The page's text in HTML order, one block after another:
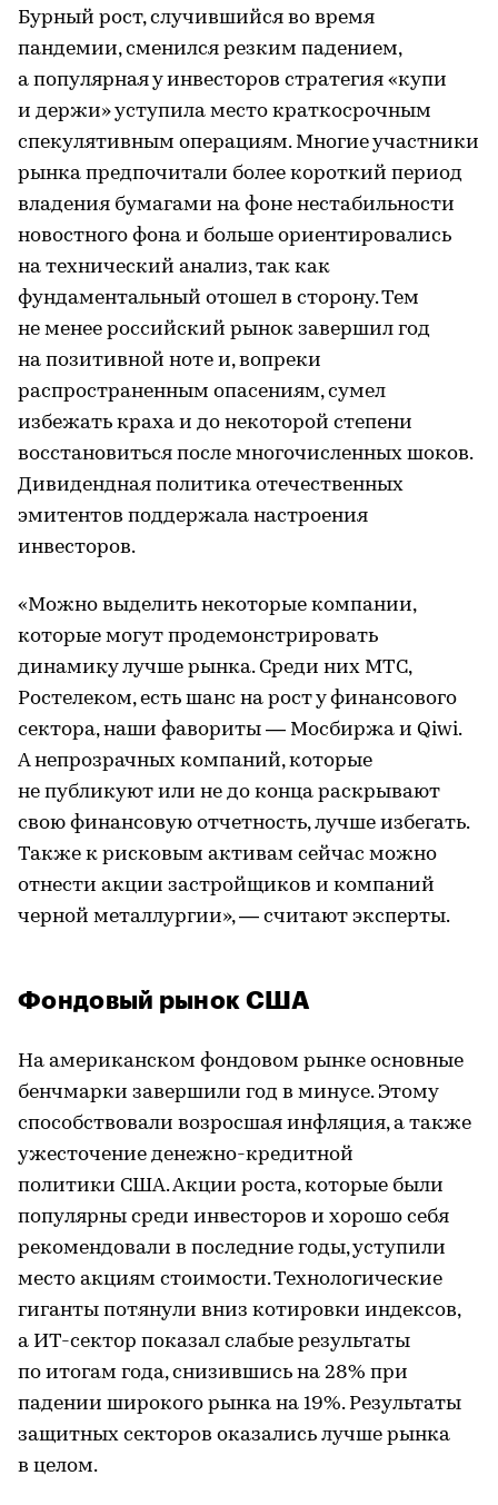
Бурный рост, случившийся во время
пандемии, сменился резким падением,
а популярная у инвесторов стратегия «купи
и держи» уступила место краткосрочным
спекулятивным операциям. Многие участники
рынка предпочитали более короткий период
владения бумагами на фоне нестабильности
новостного фона и больше ориентировались
на технический анализ, так как
фундаментальный отошел в сторону. Тем
не менее российский рынок завершил год
на позитивной ноте и, вопреки
распространенным опасениям, сумел
избежать краха и до некоторой степени
восстановиться после многочисленных шоков.
Дивидендная политика отечественных
эмитентов поддержала настроения
инвесторов.
«Можно выделить некоторые компании,
которые могут продемонстрировать
динамику лучше рынка. Среди них МТС,
Ростелеком, есть шанс на рост у финансового
сектора, наши фавориты — Мосбиржа и Qiwi.
А непрозрачных компаний, которые
не публикуют или не до конца раскрывают
свою финансовую отчетность, лучше избегать.
Также к рисковым активам сейчас можно
отнести акции застройщиков и компаний
черной металлургии», — считают эксперты.
Фондовый рынок США
На американском фондовом рынке основные
бенчмарки завершили год в минусе. Этому
способствовали возросшая инфляция, а также
ужесточение денежно-кредитной
политики США. Акции роста, которые были
популярны среди инвесторов и хорошо себя
рекомендовали в последние годы, уступили
место акциям стоимости. Технологические
гиганты потянули вниз котировки индексов,
а ИТ-сектор показал слабые результаты
по итогам года, снизившись на 28% при
падении широкого рынка на 19%. Результаты
защитных секторов оказались лучше рынка
в целом.